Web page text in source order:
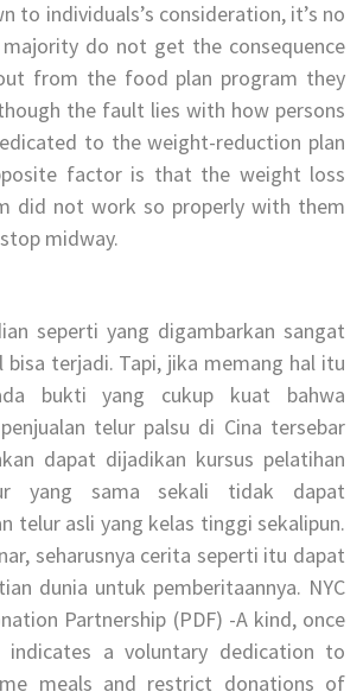
to individuals’s consideration, it’s no
do not get the consequence
from the food plan program they
the fault lies with how persons
to the weight-reduction plan
factor is that the weight loss
did not work so properly with them
midway.
seperti yang digambarkan sangat
terjadi. Tapi, jika memang hal itu
bukti yang cukup kuat bahwa
telur palsu di Cina tersebar
dapat dijadikan kursus pelatihan
yang sama sekali tidak dapat
telur asli yang kelas tinggi sekalipun.
seharusnya cerita seperti itu dapat
dunia untuk pemberitaannya. NYC
Partnership (PDF) -A kind, once
indicates a voluntary dedication to
meals and restrict donations of